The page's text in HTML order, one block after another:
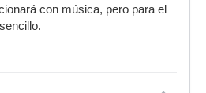
con música, pero para el